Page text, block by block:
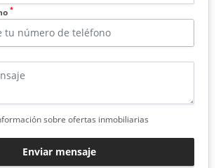
*
sobre ofertas inmobiliarias
Enviar mensaje